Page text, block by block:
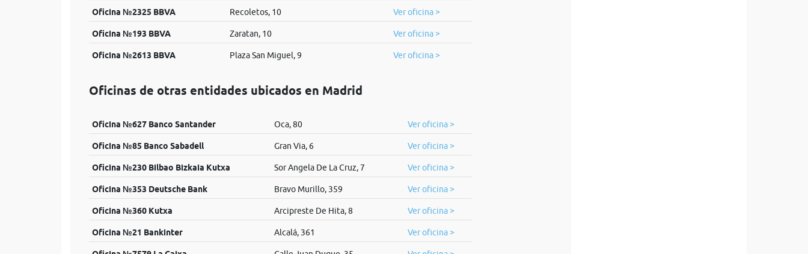
Oficina №2325 BBVA Recoletos, 10 Ver oficina >
Oficina №193 BBVA Zaratan, 10 Ver oficina >
Oficina №2613 BBVA Plaza San Miguel, 9 Ver oficina >
Oficinas de otras entidades ubicados en Madrid
Oficina №627 Banco Santander Oca, 80 Ver oficina >
Oficina №85 Banco Sabadell Gran Via, 6 Ver oficina >
Oficina №230 Bilbao Bizkaia Kutxa Sor Angela De La Cruz, 7 Ver oficina >
Oficina №353 Deutsche Bank Bravo Murillo, 359 Ver oficina >
Oficina №360 Kutxa Arcipreste De Hita, 8 Ver oficina >
Oficina №21 Bankinter Alcalá, 361 Ver oficina >